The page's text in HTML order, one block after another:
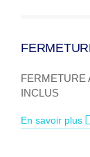
FERMETURE
INCLUS
En savoir plus